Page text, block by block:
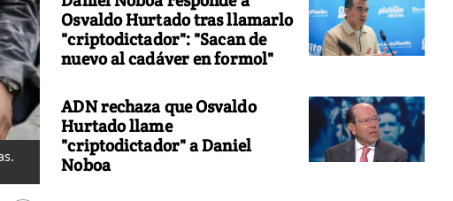
Osvaldo Hurtado tras llamarlo
"criptodictador": "Sacan de
nuevo al cadáver en formol"
ADN rechaza que Osvaldo
Hurtado llame
"criptodictador" a Daniel
Noboa